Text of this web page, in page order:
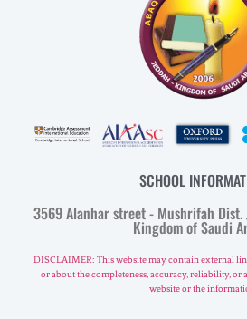
SCHOOL
3569 Alanhar street - Mushrifah
Kingdom of Saudi
DISCLAIMER: This website may contain external
or about the completeness, accuracy, reliability,
website or the